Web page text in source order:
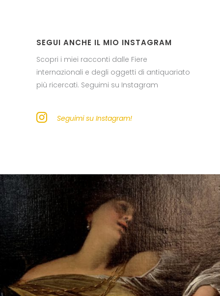
SEGUI ANCHE IL MIO INSTAGRAM
Scopri i miei racconti dalle Fiere
internazionali e degli oggetti di antiquariato
più ricercati. Seguimi su Instagram
Seguimi su Instagram!